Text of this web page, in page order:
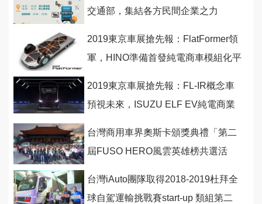
交通部，集結各方民間企業之力
2019東京車展搶先報：FlatFormer領
軍，HINO準備首發純電商車模組化平
2019東京車展搶先報：FL-IR概念車
預視未來，ISUZU ELF EV純電商業
台灣商用車界奧斯卡頒獎典禮「第二
屆FUSO HERO風雲英雄榜共選活
台灣iAuto團隊取得2018-2019杜拜全
球自駕運輸挑戰賽start-up 類組第二